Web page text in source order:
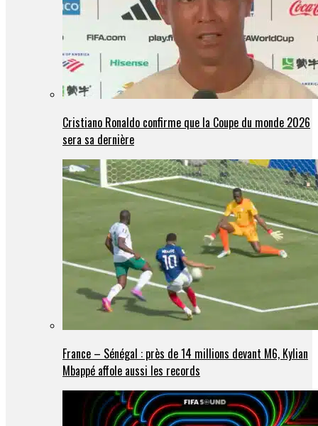
Cristiano Ronaldo confirme que la Coupe du monde 2026
sera sa dernière
France – Sénégal : près de 14 millions devant M6, Kylian
Mbappé affole aussi les records